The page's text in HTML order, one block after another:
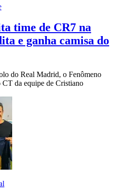
time de CR7 na
e ganha camisa do
do Real Madrid, o Fenômeno
CT da equipe de Cristiano